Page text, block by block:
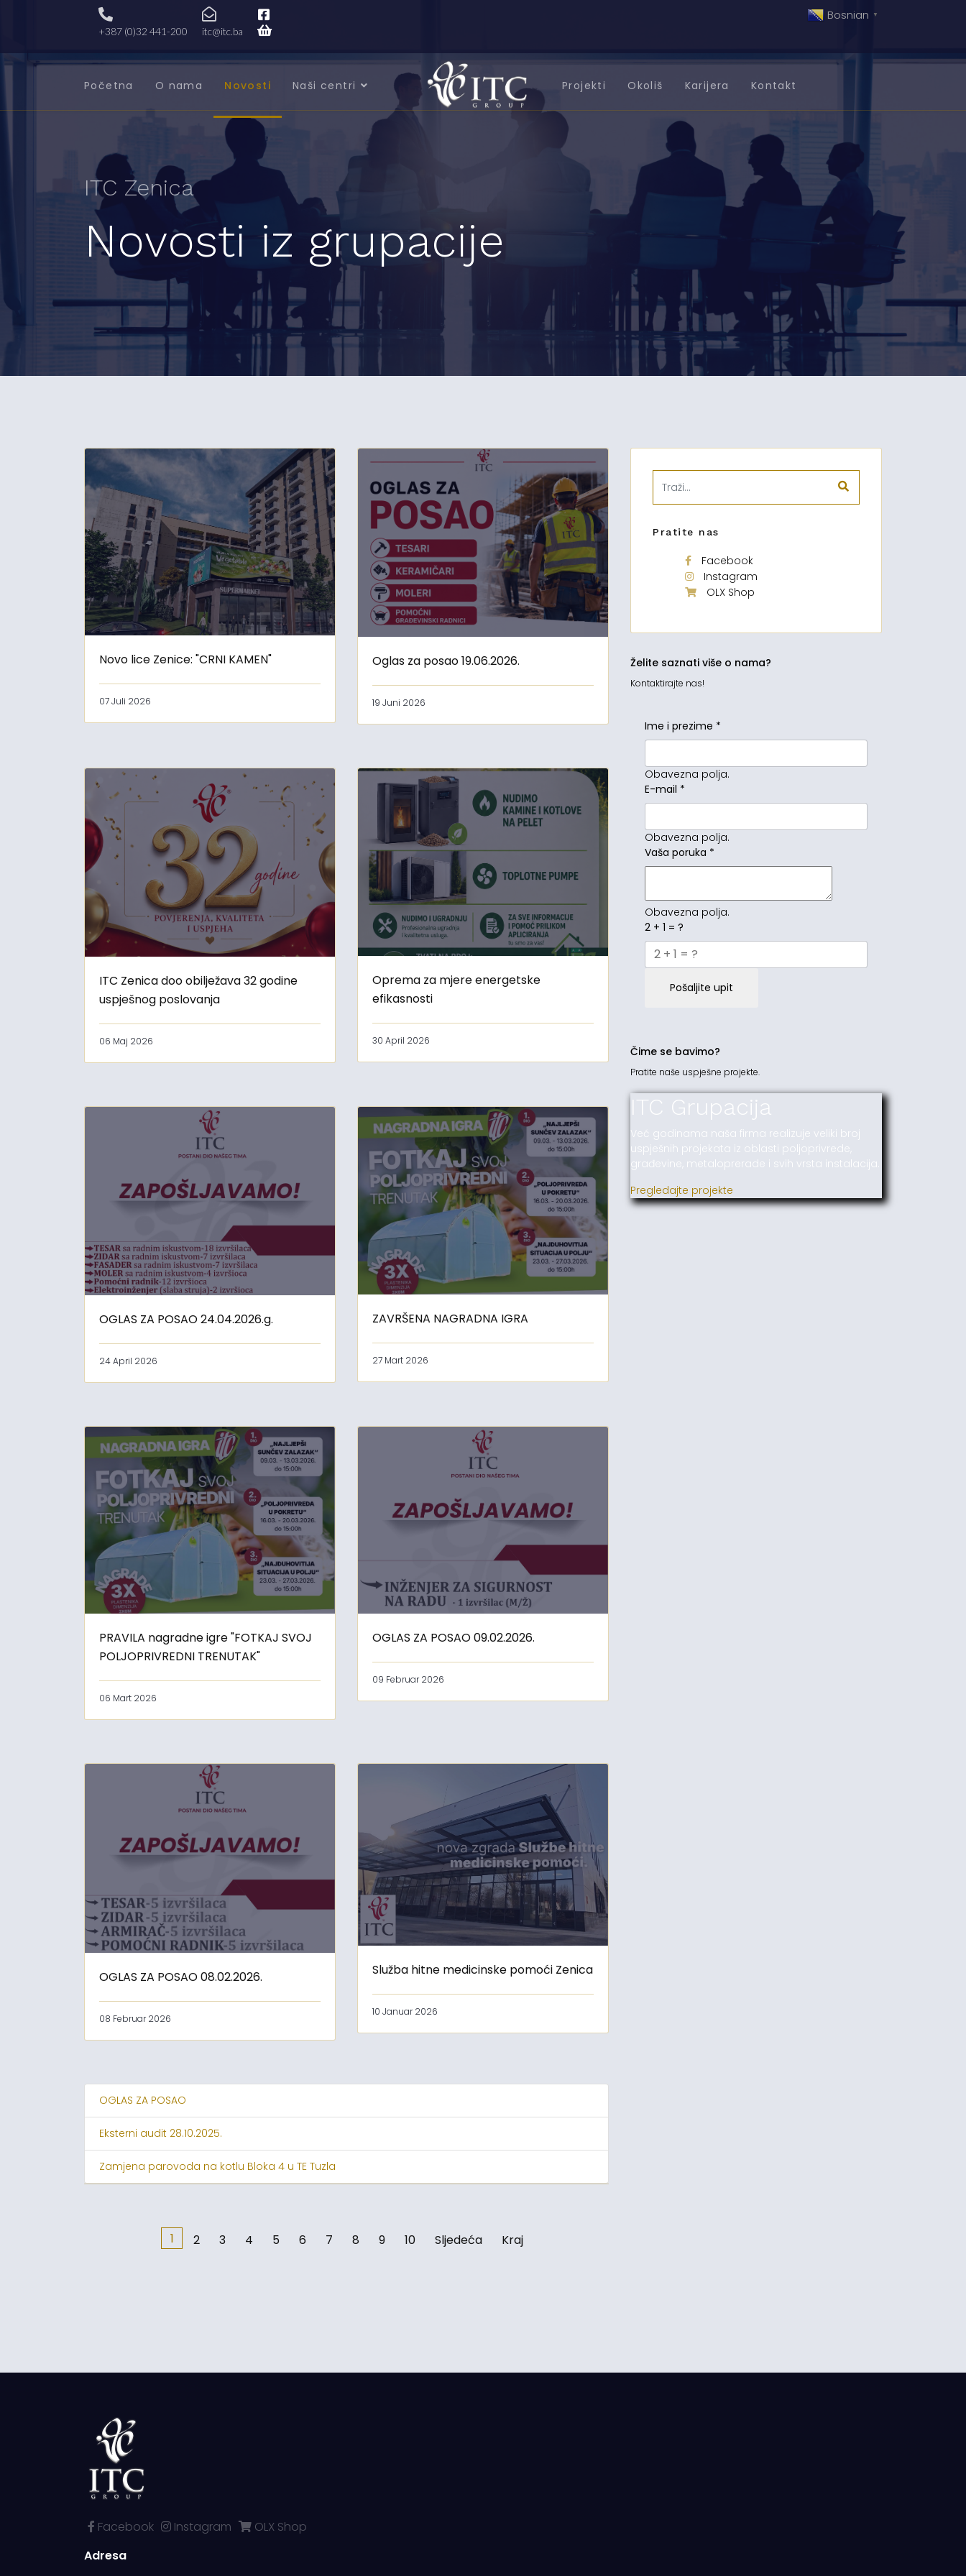
+387 (0)32 441-200 itc@itc.ba
Bosnian ▼
Početna O nama Novosti Naši centri Projekti Okoliš Karijera Kontakt
ITC Zenica
Novosti iz grupacije
Novo lice Zenice: "CRNI KAMEN"
07 Juli 2026
Oglas za posao 19.06.2026.
19 Juni 2026
ITC Zenica doo obilježava 32 godine
uspješnog poslovanja
06 Maj 2026
Oprema za mjere energetske
efikasnosti
30 April 2026
OGLAS ZA POSAO 24.04.2026.g.
24 April 2026
ZAVRŠENA NAGRADNA IGRA
27 Mart 2026
PRAVILA nagradne igre "FOTKAJ SVOJ
POLJOPRIVREDNI TRENUTAK"
06 Mart 2026
OGLAS ZA POSAO 09.02.2026.
09 Februar 2026
OGLAS ZA POSAO 08.02.2026.
08 Februar 2026
Služba hitne medicinske pomoći Zenica
10 Januar 2026
OGLAS ZA POSAO
Eksterni audit 28.10.2025.
Zamjena parovoda na kotlu Bloka 4 u TE Tuzla
1 2 3 4 5 6 7 8 9 10 Sljedeća Kraj
Pratite nas
Facebook
Instagram
OLX Shop
Želite saznati više o nama?
Kontaktirajte nas!
Ime i prezime *
Obavezna polja.
E-mail *
Obavezna polja.
Vaša poruka *
Obavezna polja.
2 + 1 = ?
Pošaljite upit
Čime se bavimo?
Pratite naše uspješne projekte.
ITC Grupacija
Već godinama naša firma realizuje veliki broj
uspješnih projekata iz oblasti poljoprivrede,
građevine, metaloprerade i svih vrsta instalacija.
Pregledajte projekte
Facebook Instagram
OLX Shop
Adresa